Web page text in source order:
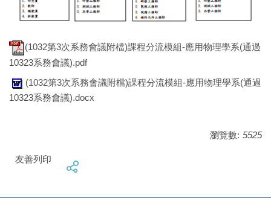
(1032第3次系務會議附檔)課程分流模組-應用物理學系(通過
10323系務會議).pdf
(1032第3次系務會議附檔)課程分流模組-應用物理學系(通過
10323系務會議).docx
瀏覽數: 5525
友善列印